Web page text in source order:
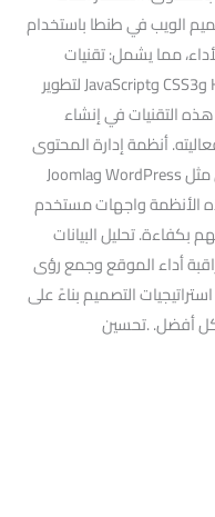
الويب في طنطا باستخدام
مما يشمل: تقنيات
التصميم المتقدم:كذلك استخدام HTML5 وCSS3 وJavaScript لتطوير
التقنيات في إنشاء
أنظمة إدارة المحتوى
(CMS): الاعتماد على أنظمة إدارة محتوى مثل WordPress وJoomla
الأنظمة واجهات مستخدم
تحليل البيانات
أداء الموقع وجمع رؤى
التصميم بناءً على
بشكل أفضل. .تحسين